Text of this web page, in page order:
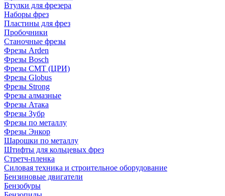
Втулки для фрезера
Наборы фрез
Пластины для фрез
Пробочники
Станочные фрезы
Фрезы Arden
Фрезы Bosch
Фрезы CMT (ЦРИ)
Фрезы Globus
Фрезы Strong
Фрезы алмазные
Фрезы Атака
Фрезы Зубр
Фрезы по металлу
Фрезы Энкор
Шарошки по металлу
Штифты для кольцевых фрез
Стретч-пленка
Силовая техника и строительное оборудование
Бензиновые двигатели
Бензобуры